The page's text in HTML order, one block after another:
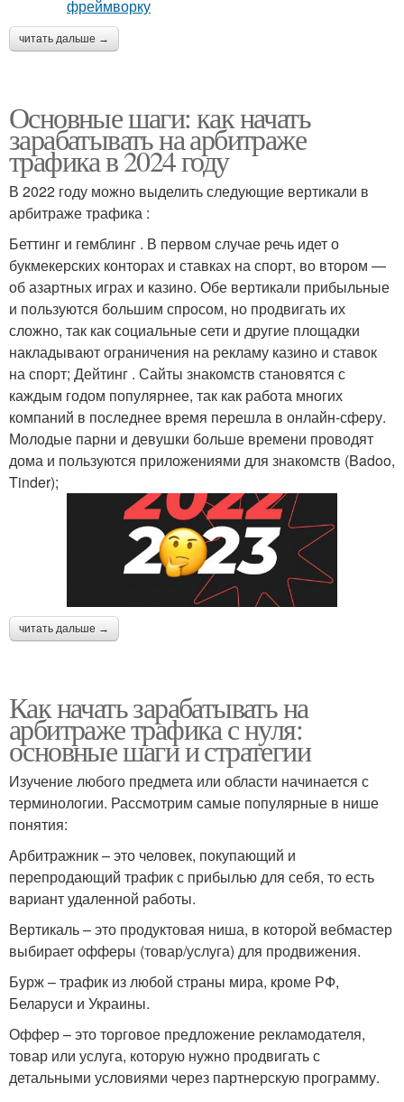
читать дальше →
Основные шаги: как начать
зарабатывать на арбитраже
трафика в 2024 году
В 2022 году можно выделить следующие вертикали в
арбитраже трафика :
Беттинг и гемблинг . В первом случае речь идет о
букмекерских конторах и ставках на спорт, во втором —
об азартных играх и казино. Обе вертикали прибыльные
и пользуются большим спросом, но продвигать их
сложно, так как социальные сети и другие площадки
накладывают ограничения на рекламу казино и ставок
на спорт; Дейтинг . Сайты знакомств становятся с
каждым годом популярнее, так как работа многих
компаний в последнее время перешла в онлайн-сферу.
Молодые парни и девушки больше времени проводят
дома и пользуются приложениями для знакомств (Badoo,
Tinder);
читать дальше →
Как начать зарабатывать на
арбитраже трафика с нуля:
основные шаги и стратегии
Изучение любого предмета или области начинается с
терминологии. Рассмотрим самые популярные в нише
понятия:
Арбитражник – это человек, покупающий и
перепродающий трафик с прибылью для себя, то есть
вариант удаленной работы.
Вертикаль – это продуктовая ниша, в которой вебмастер
выбирает офферы (товар/услуга) для продвижения.
Бурж – трафик из любой страны мира, кроме РФ,
Беларуси и Украины.
Оффер – это торговое предложение рекламодателя,
товар или услуга, которую нужно продвигать с
детальными условиями через партнерскую программу.